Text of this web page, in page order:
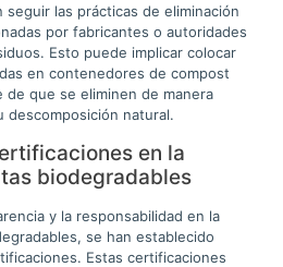
las prácticas de eliminación
por fabricantes o autoridades
Esto puede implicar colocar
en contenedores de compost
de que se eliminen de manera
descomposición natural.
en la
biodegradables
y la responsabilidad en la
se han establecido
Estas certificaciones